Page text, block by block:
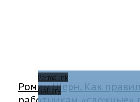
Permalink
Gallery
Роман Шерн. Как